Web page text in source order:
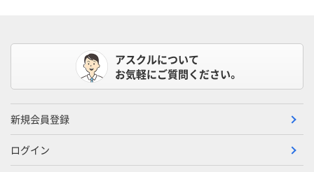
アスクルについて
お気軽にご質問ください。
新規会員登録
ログイン